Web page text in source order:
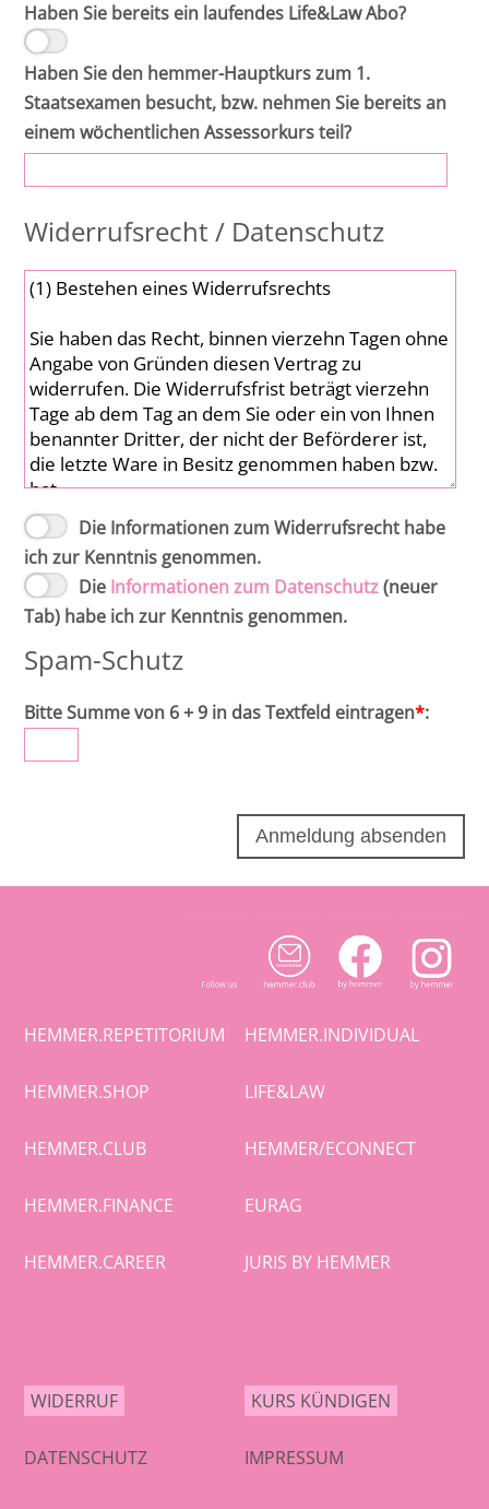
Haben Sie bereits ein laufendes Life&Law Abo?
Haben Sie den hemmer-Hauptkurs zum 1.
Staatsexamen besucht, bzw. nehmen Sie bereits an
einem wöchentlichen Assessorkurs teil?
Widerrufsrecht / Datenschutz
Die Informationen zum Widerrufsrecht habe
ich zur Kenntnis genommen.
Die Informationen zum Datenschutz(neuer
Tab) habe ich zur Kenntnis genommen.
Spam-Schutz
Bitte Summe von 6 + 9 in das Textfeld eintragen*:
HEMMER.REPETITORIUM HEMMER.INDIVIDUAL
HEMMER.SHOP LIFE&LAW
HEMMER.CLUB HEMMER/ECONNECT
HEMMER.FINANCE EURAG
HEMMER.CAREER JURIS BY HEMMER
WIDERRUF KURS KÜNDIGEN
DATENSCHUTZ IMPRESSUM